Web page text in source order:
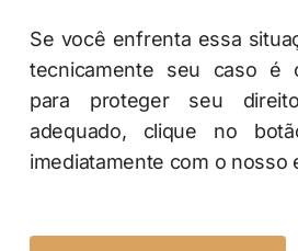
Se você enfrenta essa
tecnicamente seu caso é
para proteger seu
adequado, clique no
imediatamente com o nosso